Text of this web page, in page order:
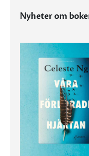
Nyheter om